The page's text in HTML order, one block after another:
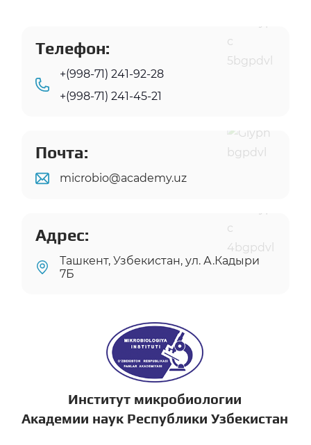
Адрес:
Ташкент, Узбекистан, ул. А.Кадыри
7Б
Телефон:
+(998-71) 241-92-28
+(998-71) 241-45-21
Почта:
microbio@academy.uz
Институт микробиологии
Академии наук Республики Узбекистан